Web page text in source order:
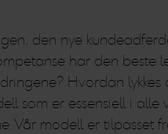
den nye
har den beste
Hvordan
som er essensiell i alle
Vår modell er tilpasset